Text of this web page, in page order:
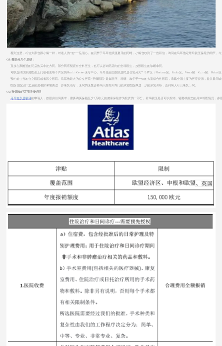
看到这里，相信大家也跟小编一样，对迷人的“他”一见倾心。在沉醉于马耳他浪漫夏日的同时，小编也收到了一些私信，询问在马耳他定居后就医保险的细节。
Q1:看病分几个层级：
直接在家附近的药店购买非处方药。部分药店配置有全科医生，也可以咨询药店内的全科医生，按照医生的诊断拿药。
可以选择找家庭医生上门或者去每个片区的Health Center医疗中心。马耳他全国按照居民居住地分为7 个片区（Floriana区、Paola区、Mosta区、Gzira区、
预约前往当地公立医院或者私立医院。马耳他最大的公立医院“圣母医院”是集医疗、科研、教学于一体的大型综合性医院，承载全国主要的医疗资源，提供日
医院住院治疗之后的患者如果需要进一步康复治疗，医院的医生会将病人推荐到专门的康复医院做进一步的康复训练，直到病人可以康复出院。
Q2:有保险的话可以报销吗
马耳他永居项目的申请人，按照身份局要求，需要购买保额至少3万欧元的健康保险作为投资的一部分。看病就医是否可以报销，需要根据您的具体就医情况，